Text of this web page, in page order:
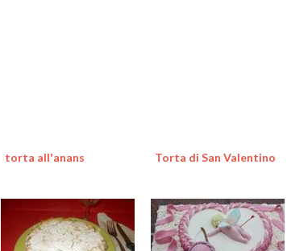
torta all'anans Torta di San Valentino